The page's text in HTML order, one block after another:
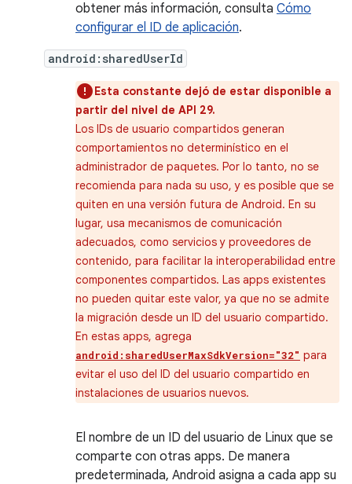
obtener más información, consulta Cómo
configurar el ID de aplicación.
android:sharedUserId
Esta constante dejó de estar disponible a
partir del nivel de API 29.
Los IDs de usuario compartidos generan
comportamientos no determinístico en el
administrador de paquetes. Por lo tanto, no se
recomienda para nada su uso, y es posible que se
quiten en una versión futura de Android. En su
lugar, usa mecanismos de comunicación
adecuados, como servicios y proveedores de
contenido, para facilitar la interoperabilidad entre
componentes compartidos. Las apps existentes
no pueden quitar este valor, ya que no se admite
la migración desde un ID del usuario compartido.
En estas apps, agrega
android:sharedUserMaxSdkVersion="32" para
evitar el uso del ID del usuario compartido en
instalaciones de usuarios nuevos.
El nombre de un ID del usuario de Linux que se
comparte con otras apps. De manera
predeterminada, Android asigna a cada app su